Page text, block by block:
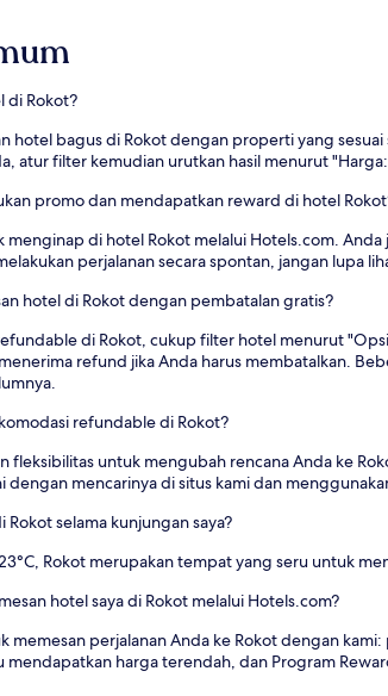
di Rokot?
hotel bagus di Rokot dengan properti yang
atur filter kemudian urutkan hasil menurut
promo dan mendapatkan reward di hotel
di hotel Rokot melalui Hotels.com.
perjalanan secara spontan, jangan lupa
hotel di Rokot dengan pembatalan gratis?
di Rokot, cukup filter hotel menurut
refund jika Anda harus membatalkan.
refundable di Rokot?
fleksibilitas untuk mengubah rencana Anda ke
dengan mencarinya di situs kami dan
selama kunjungan saya?
Rokot merupakan tempat yang seru untuk
hotel saya di Rokot melalui Hotels.com?
memesan perjalanan Anda ke Rokot dengan
mendapatkan harga terendah, dan Program